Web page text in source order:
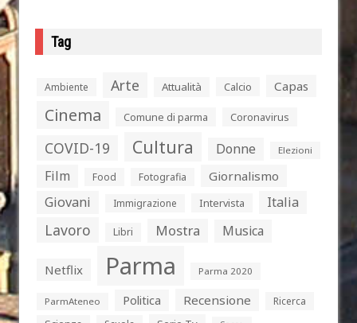
Tag
Ambiente Arte Attualità Calcio Capas
Cinema Comune di parma Coronavirus
COVID-19 Cultura Donne Elezioni
Film Food Fotografia Giornalismo
Giovani Immigrazione Intervista Italia
Lavoro Libri Mostra Musica
Netflix Parma Parma 2020
ParmAteneo Politica Recensione
Ricerca